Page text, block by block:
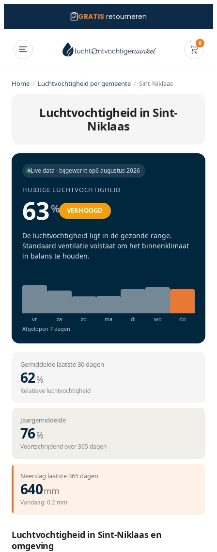
GRATISretourneren
0
Home / Luchtvochtigheid per gemeente / Sint-Niklaas
Luchtvochtigheid in Sint-
Niklaas
Live data · bijgewerkt op6 augustus 2026
HUIDIGE LUCHTVOCHTIGHEID
63% VERHOOGD
De luchtvochtigheid ligt in de gezonde range.
Standaard ventilatie volstaat om het binnenklimaat
in balans te houden.
Afgelopen 7 dagen
Gemiddelde laatste 30 dagen
62%
Relatieve luchtvochtigheid
Jaargemiddelde
76%
Voortschrijdend over 365 dagen
Neerslag laatste 365 dagen
640mm
Vandaag: 0,2 mm
Luchtvochtigheid in Sint-Niklaas en
omgeving